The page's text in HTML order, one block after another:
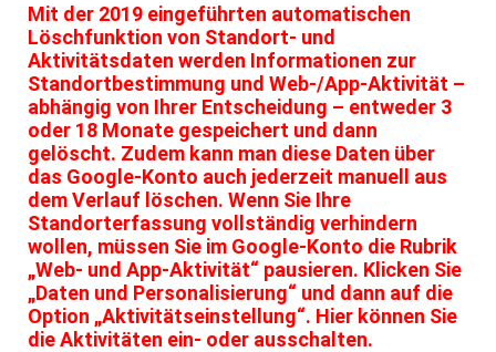
Mit der 2019 eingeführten automatischen
Löschfunktion von Standort- und
Aktivitätsdaten werden Informationen zur
Standortbestimmung und Web-/App-Aktivität –
abhängig von Ihrer Entscheidung – entweder 3
oder 18 Monate gespeichert und dann
gelöscht. Zudem kann man diese Daten über
das Google-Konto auch jederzeit manuell aus
dem Verlauf löschen. Wenn Sie Ihre
Standorterfassung vollständig verhindern
wollen, müssen Sie im Google-Konto die Rubrik
„Web- und App-Aktivität“ pausieren. Klicken Sie
„Daten und Personalisierung“ und dann auf die
Option „Aktivitätseinstellung“. Hier können Sie
die Aktivitäten ein- oder ausschalten.